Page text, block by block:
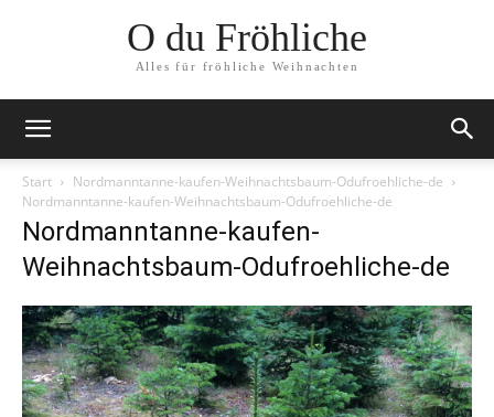
O du Fröhliche
Alles für fröhliche Weihnachten
Start
Nordmanntanne-kaufen-Weihnachtsbaum-Odufroehliche-de
Nordmanntanne-kaufen-Weihnachtsbaum-Odufroehliche-de
Nordmanntanne-kaufen-
Weihnachtsbaum-Odufroehliche-de